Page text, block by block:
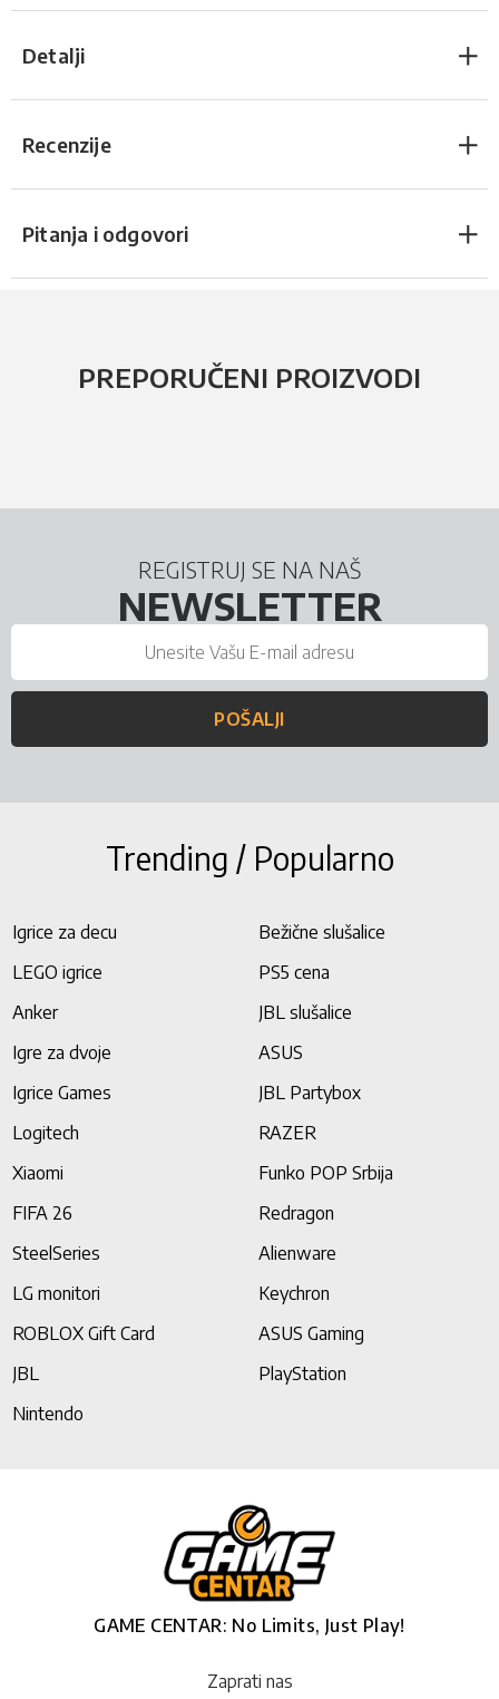
Detalji
Recenzije
Pitanja i odgovori
PREPORUČENI PROIZVODI
REGISTRUJ SE NA NAŠ
NEWSLETTER
POŠALJI
Trending / Popularno
Igrice za decu
Bežične slušalice
LEGO igrice
PS5 cena
Anker
JBL slušalice
Igre za dvoje
ASUS
Igrice Games
JBL Partybox
Logitech
RAZER
Xiaomi
Funko POP Srbija
FIFA 26
Redragon
SteelSeries
Alienware
LG monitori
Keychron
ROBLOX Gift Card
ASUS Gaming
JBL
PlayStation
Nintendo
GAME CENTAR: No Limits, Just Play!
Zaprati nas